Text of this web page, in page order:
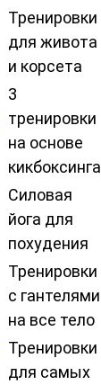
Тренировки
для живота
и корсета
3
тренировки
на основе
кикбоксинга
Силовая
йога для
похудения
Тренировки
с гантелями
на все тело
Тренировки
для самых